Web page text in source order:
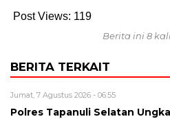
Post Views: 119
Berita ini 8
BERITA TERKAIT
Jumat, 7 Agustus 2026 - 06:55
Polres Tapanuli Selatan